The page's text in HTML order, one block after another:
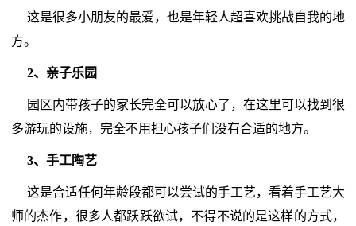
这是很多小朋友的最爱，也是年轻人超喜欢挑战自我的地
方。
2、亲子乐园
园区内带孩子的家长完全可以放心了，在这里可以找到很
多游玩的设施，完全不用担心孩子们没有合适的地方。
3、手工陶艺
这是合适任何年龄段都可以尝试的手工艺，看着手工艺大
师的杰作，很多人都跃跃欲试，不得不说的是这样的方式，